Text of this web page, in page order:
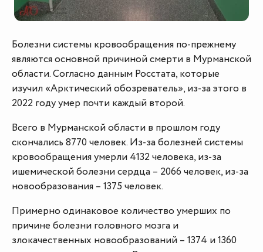
Болезни системы кровообращения по-прежнему
являются основной причиной смерти в Мурманской
области. Согласно данным Росстата, которые
изучил «Арктический обозреватель», из-за этого в
2022 году умер почти каждый второй.
Всего в Мурманской области в прошлом году
скончались 8770 человек. Из-за болезней системы
кровообращения умерли 4132 человека, из-за
ишемической болезни сердца – 2066 человек, из-за
новообразования – 1375 человек.
Примерно одинаковое количество умерших по
причине болезни головного мозга и
злокачественных новообразований – 1374 и 1360